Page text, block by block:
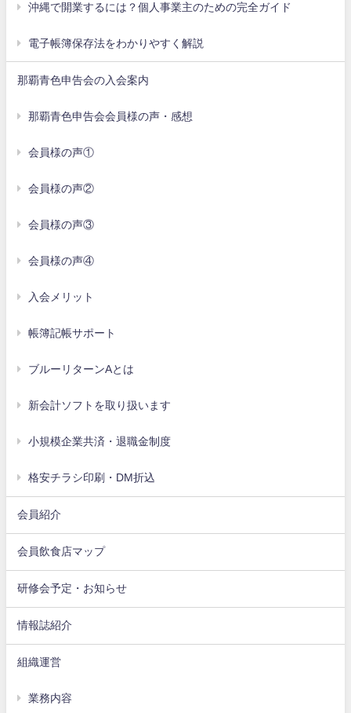
沖縄で開業するには？個人事業主のための完全ガイド
電子帳簿保存法をわかりやすく解説
那覇青色申告会の入会案内
那覇青色申告会会員様の声・感想
会員様の声①
会員様の声②
会員様の声③
会員様の声④
入会メリット
帳簿記帳サポート
ブルーリターンAとは
新会計ソフトを取り扱います
小規模企業共済・退職金制度
格安チラシ印刷・DM折込
会員紹介
会員飲食店マップ
研修会予定・お知らせ
情報誌紹介
組織運営
業務内容